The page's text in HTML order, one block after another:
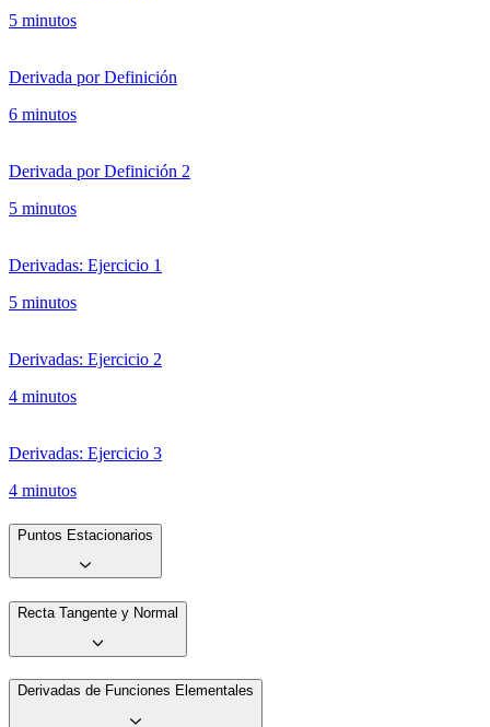
5 minutos
Derivada por Definición
6 minutos
Derivada por Definición 2
5 minutos
Derivadas: Ejercicio 1
5 minutos
Derivadas: Ejercicio 2
4 minutos
Derivadas: Ejercicio 3
4 minutos
Puntos Estacionarios
Recta Tangente y Normal
Derivadas de Funciones Elementales